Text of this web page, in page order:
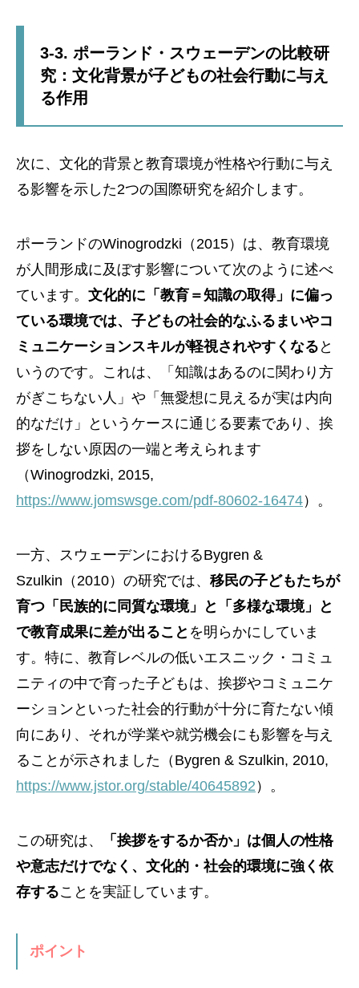
3-3. ポーランド・スウェーデンの比較研
究：文化背景が子どもの社会行動に与え
る作用
次に、文化的背景と教育環境が性格や行動に与え
る影響を示した2つの国際研究を紹介します。
ポーランドのWinogrodzki（2015）は、教育環境
が人間形成に及ぼす影響について次のように述べ
ています。 文化的に「教育＝知識の取得」に偏っ
ている環境では、子どもの社会的なふるまいやコ
ミュニケーションスキルが軽視されやすくなる と
いうのです。これは、「知識はあるのに関わり方
がぎこちない人」や「無愛想に見えるが実は内向
的なだけ」というケースに通じる要素であり、挨
拶をしない原因の一端と考えられます
（Winogrodzki, 2015,
https://www.jomswsge.com/pdf-80602-16474）。
一方、スウェーデンにおけるBygren &
Szulkin（2010）の研究では、 移民の子どもたちが
育つ「民族的に同質な環境」と「多様な環境」と
で教育成果に差が出ること を明らかにしていま
す。特に、教育レベルの低いエスニック・コミュ
ニティの中で育った子どもは、挨拶やコミュニケ
ーションといった社会的行動が十分に育たない傾
向にあり、それが学業や就労機会にも影響を与え
ることが示されました（Bygren & Szulkin, 2010,
https://www.jstor.org/stable/40645892 ）。
この研究は、
「挨拶をするか否か」は個人の性格
や意志だけでなく、文化的・社会的環境に強く依
存することを実証しています。
ポイント